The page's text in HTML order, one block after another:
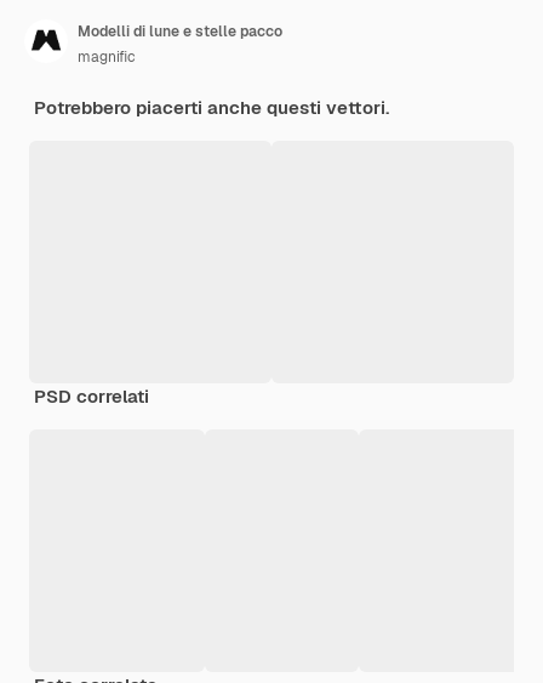
Modelli di lune e stelle pacco
magnific
Potrebbero piacerti anche questi vettori.
PSD correlati